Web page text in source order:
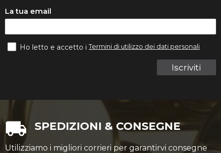
La tua email
Iscriviti
Ho letto e accetto iTermini di utilizzo dei dati personali
SPEDIZIONI & CONSEGNE
Utilizziamo i migliori corrieri per garantirvi consegne